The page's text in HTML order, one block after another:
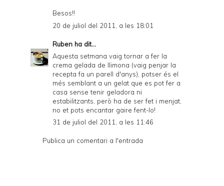
Besos!!
20 de juliol del 2011, a les 18:01
Ruben ha dit...
Aquesta setmana vaig tornar a fer la
crema gelada de llimona (vaig penjar la
recepta fa un parell d'anys), potser és el
més semblant a un gelat que es pot fer a
casa sense tenir geladora ni
estabilitzants, però ha de ser fet i menjat,
no et pots encantar gaire fent-lo!
31 de juliol del 2011, a les 11:46
Publica un comentari a l'entrada